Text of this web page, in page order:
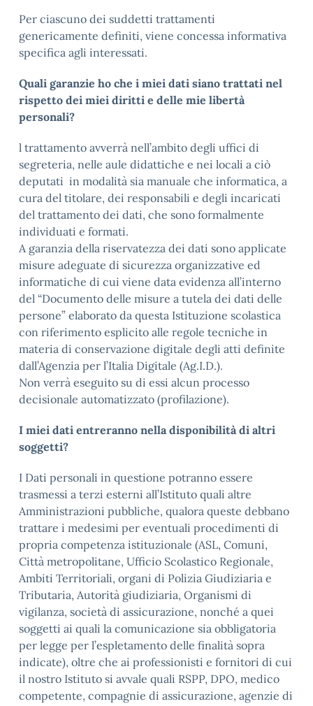
Per ciascuno dei suddetti trattamenti
genericamente definiti, viene concessa informativa
specifica agli interessati.
Quali garanzie ho che i miei dati siano trattati nel
rispetto dei miei diritti e delle mie libertà
personali?
l trattamento avverrà nell’ambito degli uffici di
segreteria, nelle aule didattiche e nei locali a ciò
deputati in modalità sia manuale che informatica, a
cura del titolare, dei responsabili e degli incaricati
del trattamento dei dati, che sono formalmente
individuati e formati.
A garanzia della riservatezza dei dati sono applicate
misure adeguate di sicurezza organizzative ed
informatiche di cui viene data evidenza all’interno
del “Documento delle misure a tutela dei dati delle
persone” elaborato da questa Istituzione scolastica
con riferimento esplicito alle regole tecniche in
materia di conservazione digitale degli atti definite
dall’Agenzia per l’Italia Digitale (Ag.I.D.).
Non verrà eseguito su di essi alcun processo
decisionale automatizzato (profilazione).
I miei dati entreranno nella disponibilità di altri
soggetti?
I Dati personali in questione potranno essere
trasmessi a terzi esterni all’Istituto quali altre
Amministrazioni pubbliche, qualora queste debbano
trattare i medesimi per eventuali procedimenti di
propria competenza istituzionale (ASL, Comuni,
Città metropolitane, Ufficio Scolastico Regionale,
Ambiti Territoriali, organi di Polizia Giudiziaria e
Tributaria, Autorità giudiziaria, Organismi di
vigilanza, società di assicurazione, nonché a quei
soggetti ai quali la comunicazione sia obbligatoria
per legge per l’espletamento delle finalità sopra
indicate), oltre che ai professionisti e fornitori di cui
il nostro Istituto si avvale quali RSPP, DPO, medico
competente, compagnie di assicurazione, agenzie di